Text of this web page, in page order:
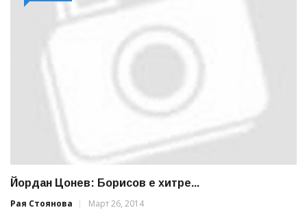
Йордан Цонев: Борисов е хитре...
Рая Стоянова
Март 26, 2014